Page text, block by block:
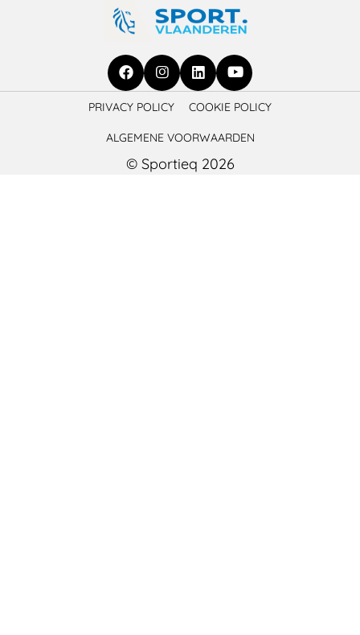
Ga
Facebook
Ga
Instagram
Ga
LinkedIn
Ga
YouTube
PRIVACY POLICY COOKIE POLICY
ALGEMENE VOORWAARDEN
© Sportieq 2026